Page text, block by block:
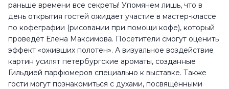
раньше времени все секреты! Упомянем лишь, что в
день открытия гостей ожидает участие в мастер-классе
по кофеграфии (рисовании при помощи кофе), который
проведёт Елена Максимова. Посетители смогут оценить
эффект «оживших полотен». А визуальное воздействие
картин усилят петербургские ароматы, созданные
Гильдией парфюмеров специально к выставке. Также
гости могут познакомиться с духами, посвящёнными